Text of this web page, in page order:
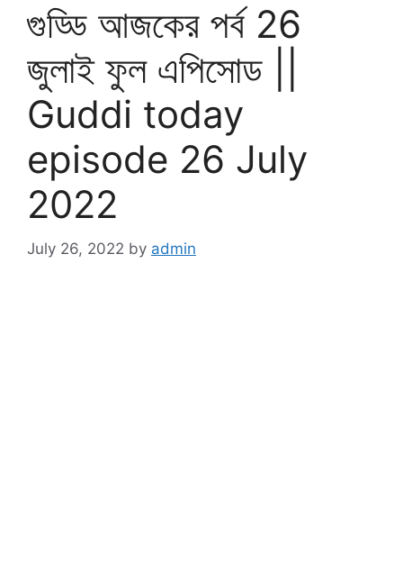
গুড্ডি আজকের পর্ব 26
জুলাই ফুল এপিসোড ||
Guddi today
episode 26 July
2022
July 26, 2022 by admin